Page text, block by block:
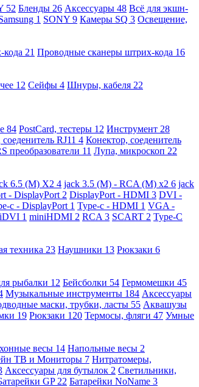
52 Бленды 26 Аксессуары 48 Всё для экшн-
1 SONY 9 Камеры SQ 3 Освещение,
кода 21 Проводные сканеры штрих-кода 16
12 Сейфы 4 Шнуры, кабеля 22
84 PostCard, тестеры 12 Инструмент 28
RJ11 4 Конектор, соеденитель
преобразователи 11 Лупа, микроскоп 22
6.5 (M) X2 4 jack 3.5 (M) - RCA (M) x2 6 jack
- DisplayPort 2 DisplayPort - HDMI 3 DVI -
c - DisplayPort 1 Type-c - HDMI 1 VGA -
1 miniHDMI 2 RCA 3 SCART 2 Type-C
техника 23 Наушники 13 Рюкзаки 6
рыбалки 12 Бейсболки 54 Гермомешки 45
Музыкальные инструменты 184 Аксессуары
маски, трубки, ласты 55 Аквашузы
19 Рюкзаки 120 Термосы, фляги 47 Умные
весы 14 Напольные весы 2
ТВ и Мониторы 7 Нитратомеры,
Аксессуары для бутылок 2 Светильники,
GP 22 Батарейки NoName 3